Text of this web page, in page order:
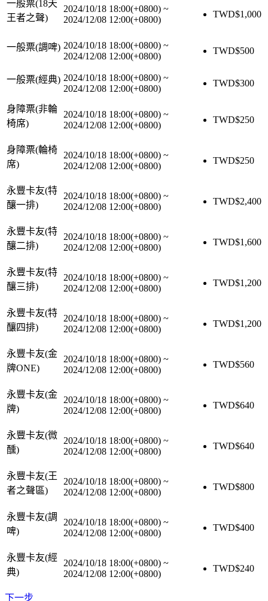
一般票(18天
王者之聲)
2024/10/18 18:00(+0800) ~
2024/12/08 12:00(+0800)
TWD$1,000
一般票(調啤) 2024/10/18 18:00(+0800) ~
2024/12/08 12:00(+0800)
TWD$500
一般票(經典) 2024/10/18 18:00(+0800) ~
2024/12/08 12:00(+0800)
TWD$300
身障票(非輪
椅席)
2024/10/18 18:00(+0800) ~
2024/12/08 12:00(+0800)
TWD$250
身障票(輪椅
席)
2024/10/18 18:00(+0800) ~
2024/12/08 12:00(+0800)
TWD$250
永豐卡友(特
釀一排)
2024/10/18 18:00(+0800) ~
2024/12/08 12:00(+0800)
TWD$2,400
永豐卡友(特
釀二排)
2024/10/18 18:00(+0800) ~
2024/12/08 12:00(+0800)
TWD$1,600
永豐卡友(特
釀三排)
2024/10/18 18:00(+0800) ~
2024/12/08 12:00(+0800)
TWD$1,200
永豐卡友(特
釀四排)
2024/10/18 18:00(+0800) ~
2024/12/08 12:00(+0800)
TWD$1,200
永豐卡友(金
牌ONE)
2024/10/18 18:00(+0800) ~
2024/12/08 12:00(+0800)
TWD$560
永豐卡友(金
牌)
2024/10/18 18:00(+0800) ~
2024/12/08 12:00(+0800)
TWD$640
永豐卡友(微
醺)
2024/10/18 18:00(+0800) ~
2024/12/08 12:00(+0800)
TWD$640
永豐卡友(王
者之聲區)
2024/10/18 18:00(+0800) ~
2024/12/08 12:00(+0800)
TWD$800
永豐卡友(調
啤)
2024/10/18 18:00(+0800) ~
2024/12/08 12:00(+0800)
TWD$400
永豐卡友(經
典)
2024/10/18 18:00(+0800) ~
2024/12/08 12:00(+0800)
TWD$240
下一步